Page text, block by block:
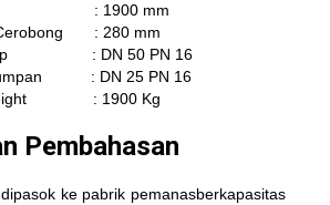
: 1900 mm
: 280 mm
uap : DN 50 PN 16
umpan : DN 25 PN 16
: 1900 Kg
Pembahasan
ke pabrik pemanasberkapasitas